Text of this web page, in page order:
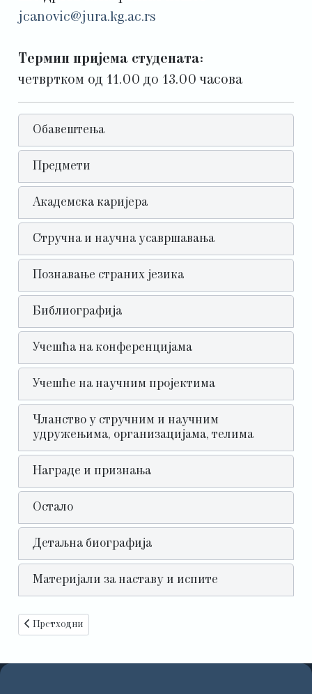
jcanovic@jura.kg.ac.rs
Термин пријема студената:
четвртком од 11.00 до 13.00 часова
Обавештења
Предмети
Академска каријера
Стручна и научна усавршавања
Познавање страних језика
Библиографија
Учешћа на конференцијама
Учешће на научним пројектима
Чланство у стручним и научним
удружењима, организацијама, телима
Награде и признања
Остало
Детаљна биографија
Материјали за наставу и испите
Претходни чланак: Саша Туцаковић
Претходни